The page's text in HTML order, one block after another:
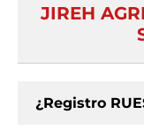
JIREH
¿Registro